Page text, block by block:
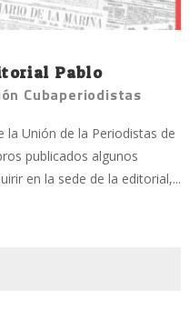
Pablo
Cubaperiodistas
la Unión de la Periodistas de
publicados algunos
en la sede de la editorial,...